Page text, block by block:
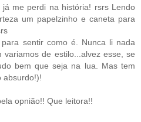
me perdi na história! rsrs Lendo
um papelzinho e caneta para
sentir como é. Nunca li nada
variamos de estilo...alvez esse, se
bem que seja na lua. Mas tem
absurdo!)!
opnião!! Que leitora!!